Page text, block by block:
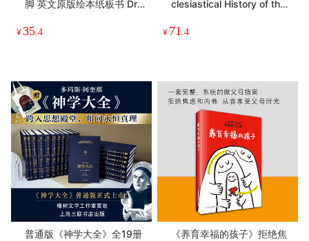
脚 英文原版绘本纸板书 Dr.
岁幼儿启蒙阅读英语 廖彩杏
¥35.4
clesiastical History of the
父比德 英文版进口书籍
¥ 71.4
普通版《神学大全》全19册
《养育幸福的孩子》拒绝焦